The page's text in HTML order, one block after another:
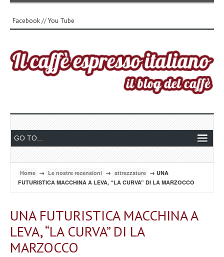
Facebook//You Tube
Home → Le nostre recensioni → attrezzature → UNA
FUTURISTICA MACCHINA A LEVA, “LA CURVA” DI LA MARZOCCO
UNA FUTURISTICA MACCHINA A
LEVA, “LA CURVA” DI LA
MARZOCCO